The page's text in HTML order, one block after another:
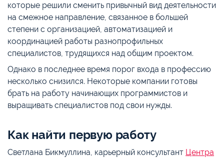
которые решили сменить привычный вид деятельности
на смежное направление, связанное в большей
степени с организацией, автоматизацией и
координацией работы разнопрофильных
специалистов, трудящихся над общим проектом.
Однако в последнее время порог входа в профессию
несколько снизился. Некоторые компании готовы
брать на работу начинающих программистов и
выращивать специалистов под свои нужды.
Как найти первую работу
Светлана Бикмуллина, карьерный консультант Центра